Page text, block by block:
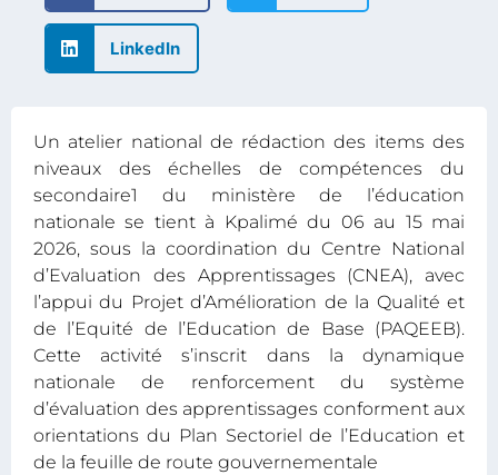
LinkedIn
Un atelier national de rédaction des items des
niveaux des échelles de compétences du
secondaire1 du ministère de l’éducation
nationale se tient à Kpalimé du 06 au 15 mai
2026, sous la coordination du Centre National
d’Evaluation des Apprentissages (CNEA), avec
l’appui du Projet d’Amélioration de la Qualité et
de l’Equité de l’Education de Base (PAQEEB).
Cette activité s’inscrit dans la dynamique
nationale de renforcement du système
d’évaluation des apprentissages conforment aux
orientations du Plan Sectoriel de l’Education et
de la feuille de route gouvernementale